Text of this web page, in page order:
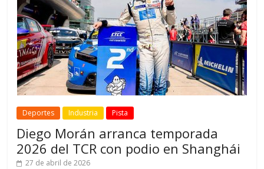
Deportes Industria Pista
Diego Morán arranca temporada
2026 del TCR con podio en Shanghái
27 de abril de 2026